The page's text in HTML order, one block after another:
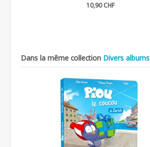
10,90 CHF
Dans la même collection Divers albums